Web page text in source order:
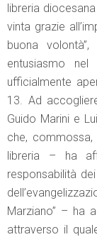
libreria
vinta grazie
buona
entusiasmo
ufficialmente
13. Ad
Guido Marini e
che,
libreria – ha
responsabilità
Marziano” – ha
attraverso il